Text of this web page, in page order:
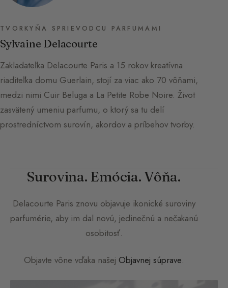
TVORKYŇA SPRIEVODCU PARFUMAMI
Sylvaine Delacourte
Zakladateľka Delacourte Paris a 15 rokov kreatívna
riaditeľka domu Guerlain, stojí za viac ako 70 vôňami,
medzi nimi Cuir Beluga a La Petite Robe Noire. Život
zasvätený umeniu parfumu, o ktorý sa tu delí
prostredníctvom surovín, akordov a príbehov tvorby.
Surovina. Emócia. Vôňa.
Delacourte Paris znovu objavuje ikonické suroviny
parfumérie, aby im dal novú, jedinečnú a nečakanú
osobitosť.
Objavte vône vďaka našej Objavnej súprave.